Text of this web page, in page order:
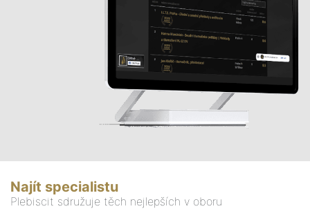
Najít specialistu
Plebiscit sdružuje těch nejlepších v oboru